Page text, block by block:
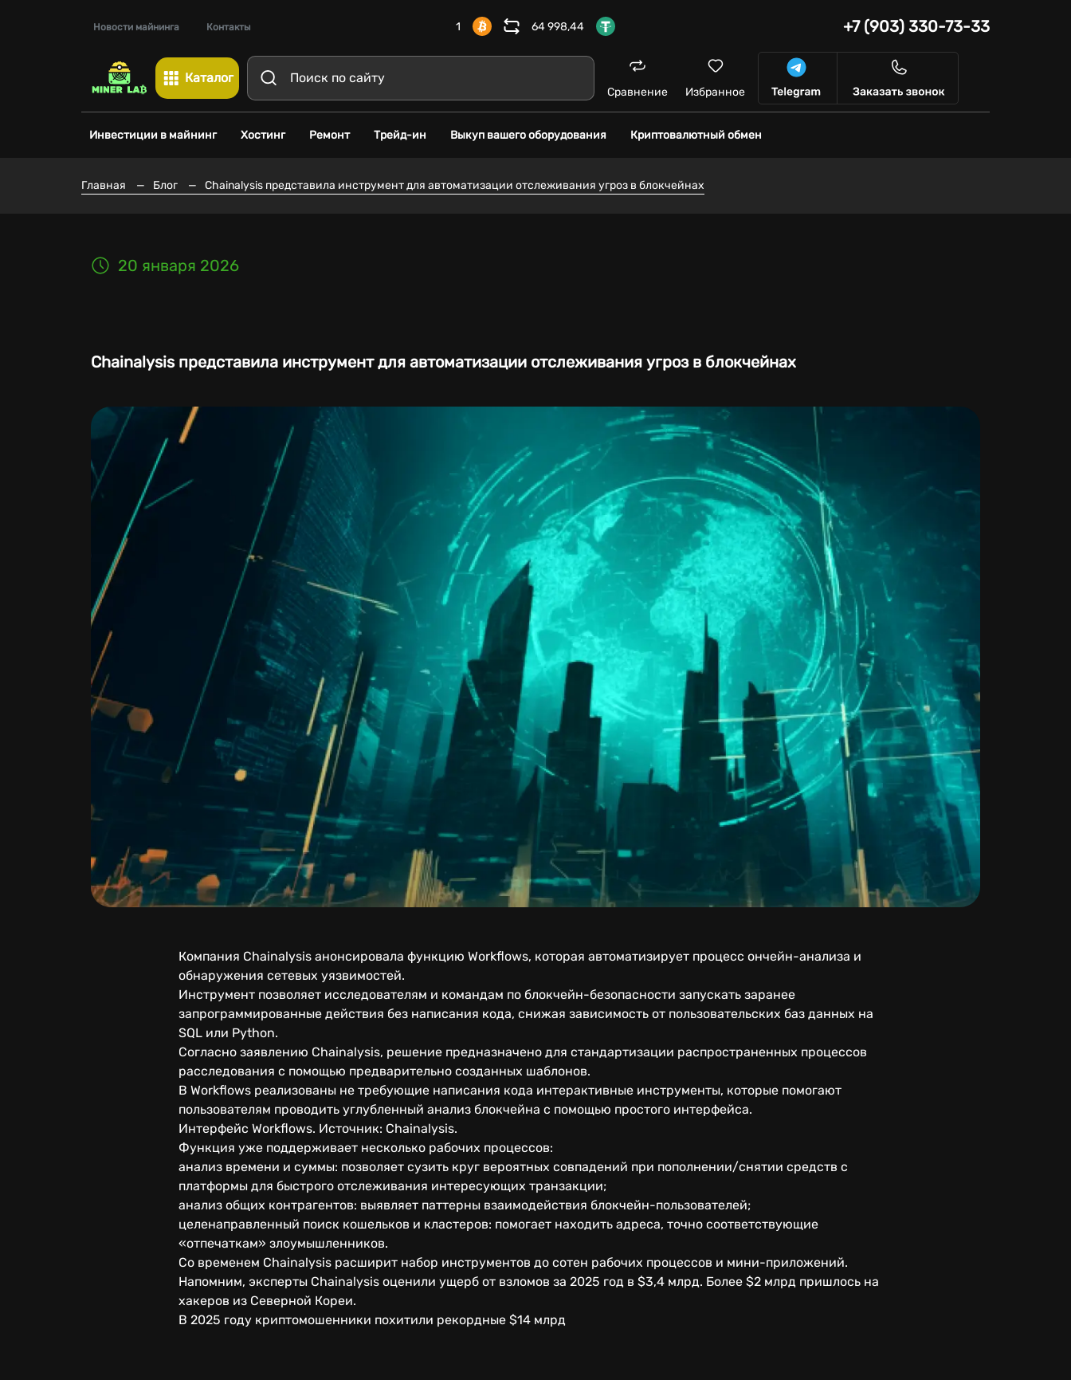
Новости майнинга Контакты 1 64 998,44 +7 (903) 330-73-33
Каталог
Сравнение Избранное
Инвестиции в майнинг Хостинг Ремонт Трейд-ин Выкуп вашего оборудования Криптовалютный обмен
Главная — Блог — Chainalysis представила инструмент для автоматизации отслеживания угроз в блокчейнах
20 января 2026
Chainalysis представила инструмент для автоматизации отслеживания угроз в блокчейнах
Компания Chainalysis анонсировала функцию Workflows, которая автоматизирует процесс ончейн-анализа и
обнаружения сетевых уязвимостей.
Инструмент позволяет исследователям и командам по блокчейн-безопасности запускать заранее
запрограммированные действия без написания кода, снижая зависимость от пользовательских баз данных на
SQL или Python.
Согласно заявлению Chainalysis, решение предназначено для стандартизации распространенных процессов
расследования с помощью предварительно созданных шаблонов.
В Workflows реализованы не требующие написания кода интерактивные инструменты, которые помогают
пользователям проводить углубленный анализ блокчейна с помощью простого интерфейса.
Интерфейс Workflows. Источник: Chainalysis.
Функция уже поддерживает несколько рабочих процессов:
анализ времени и суммы: позволяет сузить круг вероятных совпадений при пополнении/снятии средств с
платформы для быстрого отслеживания интересующих транзакции;
анализ общих контрагентов: выявляет паттерны взаимодействия блокчейн-пользователей;
целенаправленный поиск кошельков и кластеров: помогает находить адреса, точно соответствующие
«отпечаткам» злоумышленников.
Со временем Chainalysis расширит набор инструментов до сотен рабочих процессов и мини-приложений.
Напомним, эксперты Chainalysis оценили ущерб от взломов за 2025 год в $3,4 млрд. Более $2 млрд пришлось на
хакеров из Северной Кореи.
В 2025 году криптомошенники похитили рекордные $14 млрд